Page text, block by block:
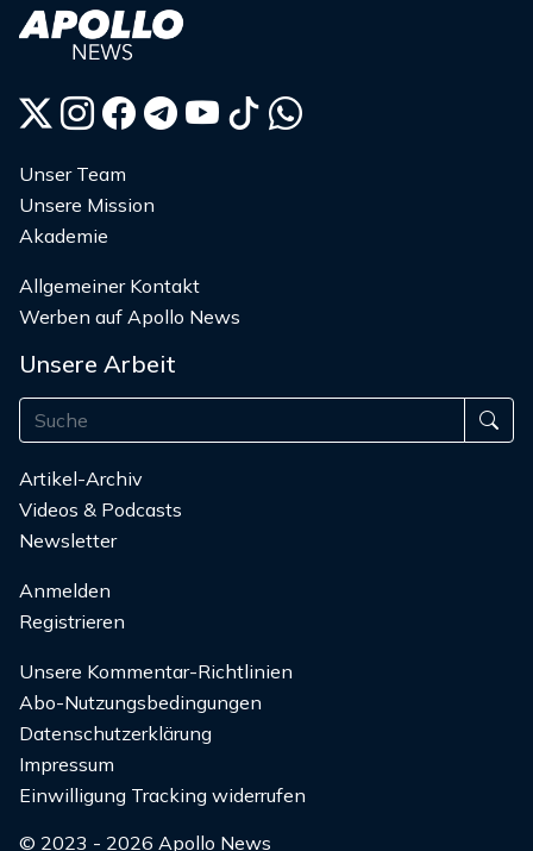
Unser Team
Unsere Mission
Akademie
Allgemeiner Kontakt
Werben auf Apollo News
Unsere Arbeit
Artikel-Archiv
Videos & Podcasts
Newsletter
Anmelden
Registrieren
Unsere Kommentar-Richtlinien
Abo-Nutzungsbedingungen
Datenschutzerklärung
Impressum
Einwilligung Tracking widerrufen
© 2023 - 2026 Apollo News